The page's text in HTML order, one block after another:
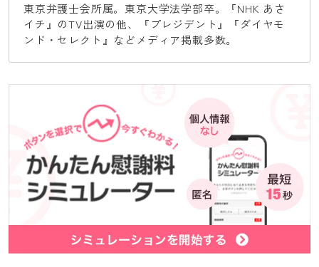
東京弁護士会所属。東京大学法学部卒。『NHK あさ
イチ』のTV出演の他、『プレジデント』『ダイヤモ
ンド・セレクト』などメディア掲載多数。